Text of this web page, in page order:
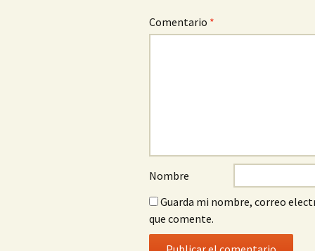
Comentario *
Nombre
Guarda mi nombre, correo
que comente.